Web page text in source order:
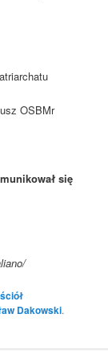
OSBMr
się
/
Dakowski.